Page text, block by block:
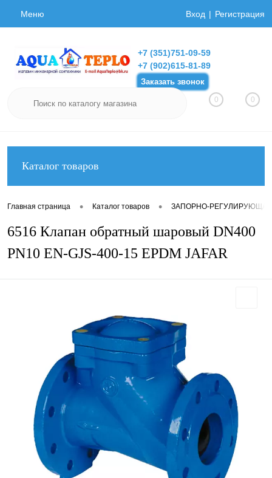
Меню Вход Регистрация
+7 (351)751-09-59
+7 (902)615-81-89
Заказать звонок
0 0
Каталог товаров
Главная страница • Каталог товаров • ЗАПОРНО-
6516 Клапан обратный шаровый DN400
PN10 EN-GJS-400-15 EPDM JAFAR